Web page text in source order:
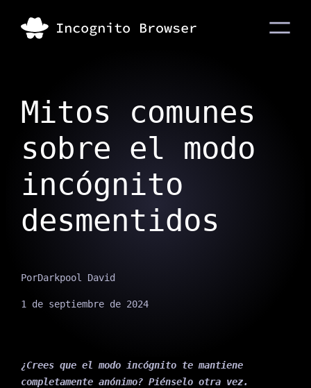
Mitos comunes
sobre el modo
incógnito
desmentidos
PorDarkpool David
1 de septiembre de 2024
¿Crees que el modo incógnito te mantiene
completamente anónimo? Piénselo otra vez.